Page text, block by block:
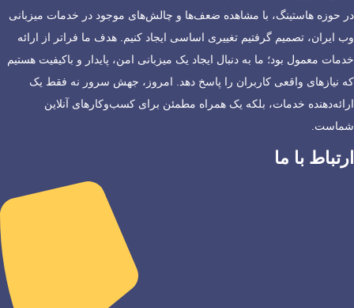
در حوزه هاستینگ، با مشاهده ضعف‌ها و چالش‌های موجود در خدمات میزبانی
وب ایران، تصمیم گرفتیم تغییری اساسی ایجاد کنیم. هدف ما فراتر از ارائه
خدمات معمول بود؛ ما به دنبال ایجاد یک میزبانی امن، پایدار و باکیفیت هستیم
که نیازهای واقعی کاربران را پاسخ دهد. امروز، جهش سرور نه فقط یک
ارائه‌دهنده خدمات، بلکه یک همراه مطمئن برای کسب‌وکارهای آنلاین
شماست.
ارتباط با ما